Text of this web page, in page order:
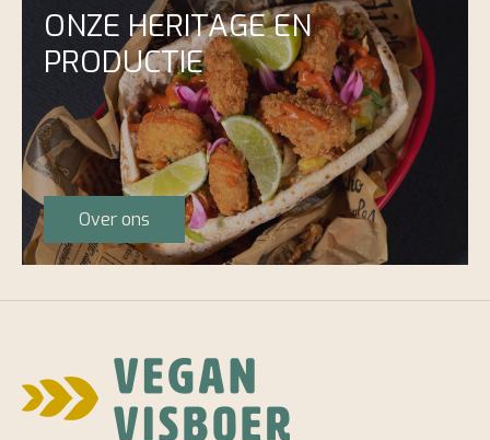
ONZE HERITAGE EN
PRODUCTIE
Over ons